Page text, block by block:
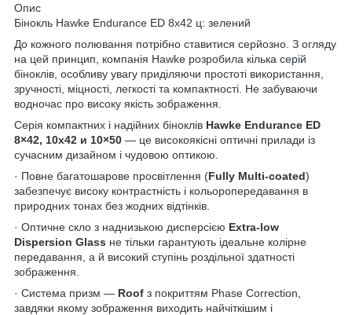
Опис
Бінокль Hawke Endurance ED 8х42 ц: зелений
До кожного полювання потрібно ставитися серйозно. З огляду
на цей принцип, компанія Hawke розробила кілька серій
біноклів, особливу увагу приділяючи простоті використання,
зручності, міцності, легкості та компактності. Не забуваючи
водночас про високу якість зображення.
Серія компактних і надійних біноклів Hawke Endurance ED
8×42, 10х42 и 10×50 — це високоякісні оптичні прилади із
сучасним дизайном і чудовою оптикою.
· Повне багатошарове просвітлення (Fully Multi-coated)
забезпечує високу контрастність і кольоропередавання в
природних тонах без жодних відтінків.
· Оптичне скло з наднизькою дисперсією Extra-low
Dispersion Glass не тільки гарантують ідеальне колірне
передавання, а й високий ступінь роздільної здатності
зображення.
· Система призм — Roof з покриттям Phase Correction,
завдяки якому зображення виходить найчіткішим і